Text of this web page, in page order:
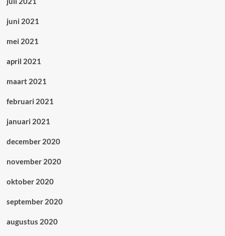
juni 2021
mei 2021
april 2021
maart 2021
februari 2021
januari 2021
december 2020
november 2020
oktober 2020
september 2020
augustus 2020